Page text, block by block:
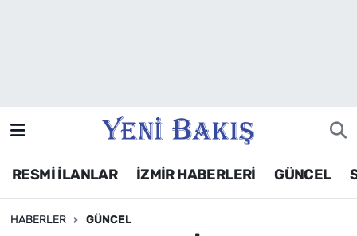
RESMİ İLANLAR İZMİR HABERLERİ GÜNCEL
HABERLER GÜNCEL
Siyaset
Asayiş / Polis-Adliye